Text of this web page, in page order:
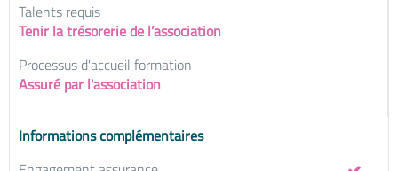
Talents requis
Tenir la trésorerie de l’association
Processus d'accueil formation
Assuré par l'association
Informations complémentaires